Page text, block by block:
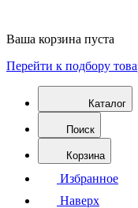
Ваша корзина пуста
Перейти к подбору
Каталог
Поиск
Корзина
Избранное
Наверх